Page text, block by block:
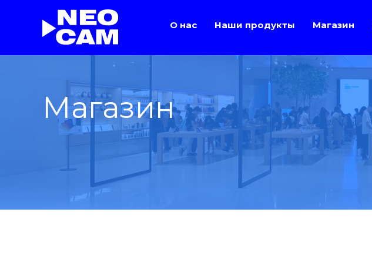
О нас Наши продукты Магазин
Магазин